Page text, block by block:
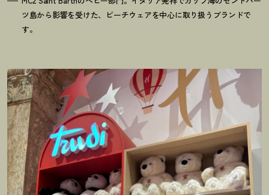
ツ島から影響を受けた、ビーチウェアを中心に取り扱うブランドで
す。